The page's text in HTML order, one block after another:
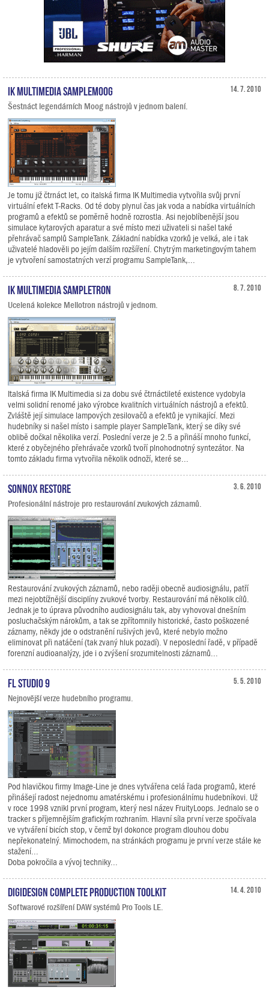
14. 7. 2010
IK Multimedia SampleMoog
Šestnáct legendárních Moog nástrojů v jednom balení.
Je tomu již čtrnáct let, co italská firma IK Multimedia vytvořila svůj první
virtuální efekt T-Racks. Od té doby plynul čas jak voda a nabídka virtuálních
programů a efektů se poměrně hodně rozrostla. Asi nejoblíbenější jsou
simulace kytarových aparatur a své místo mezi uživateli si našel také
přehrávač samplů SampleTank. Základní nabídka vzorků je velká, ale i tak
uživatelé hladověli po jejím dalším rozšíření. Chytrým marketingovým tahem
je vytvoření samostatných verzí programu SampleTank,...
8. 7. 2010
IK Multimedia SampleTron
Ucelená kolekce Mellotron nástrojů v jednom.
Italská firma IK Multimedia si za dobu své čtrnáctileté existence vydobyla
velmi solidní renomé jako výrobce kvalitních virtuálních nástrojů a efektů.
Zvláště její simulace lampových zesilovačů a efektů je vynikající. Mezi
hudebníky si našel místo i sample player SampleTank, který se díky své
oblibě dočkal několika verzí. Poslední verze je 2.5 a přináší mnoho funkcí,
které z obyčejného přehrávače vzorků tvoří plnohodnotný syntezátor. Na
tomto základu firma vytvořila několik odnoží, které se...
3. 6. 2010
Sonnox Restore
Profesionální nástroje pro restaurování zvukových záznamů.
Restaurování zvukových záznamů, nebo raději obecně audiosignálu, patří
mezi nejobtížnější disciplíny zvukové tvorby. Restaurování má několik cílů.
Jednak je to úprava původního audiosignálu tak, aby vyhovoval dnešním
posluchačským nárokům, a tak se zpřítomnily historické, často poškozené
záznamy, někdy jde o odstranění rušivých jevů, které nebylo možno
eliminovat při natáčení (tak zvaný hluk pozadí). V neposlední řadě, v případě
forenzní audioanalýzy, jde i o zvýšení srozumitelnosti záznamů...
5. 5. 2010
FL Studio 9
Nejnovější verze hudebního programu.
Pod hlavičkou firmy Image-Line je dnes vytvářena celá řada programů, které
přinášejí radost nejednomu amatérskému i profesionálnímu hudebníkovi. Už
v roce 1998 vznikl první program, který nesl název FruityLoops. Jednalo se o
tracker s příjemnějším grafickým rozhraním. Hlavní síla první verze spočívala
ve vytváření bicích stop, v čemž byl dokonce program dlouhou dobu
nepřekonatelný. Mimochodem, na stránkách programu je první verze stále ke
stažení...
Doba pokročila a vývoj techniky...
14. 4. 2010
Digidesign Complete Production Toolkit
Softwarové rozšíření DAW systémů Pro Tools LE.